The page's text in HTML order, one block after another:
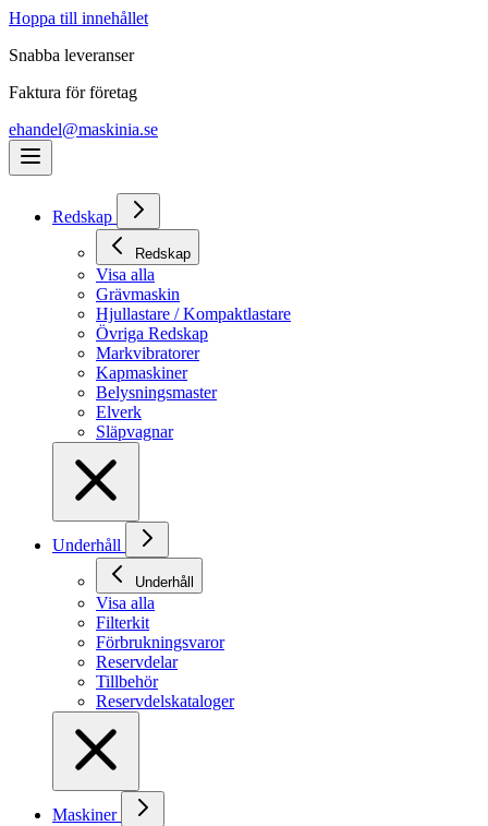
Hoppa till innehållet
Snabba leveranser
Faktura för företag
ehandel@maskinia.se
Redskap
Redskap
Visa alla
Grävmaskin
Hjullastare / Kompaktlastare
Övriga Redskap
Markvibratorer
Kapmaskiner
Belysningsmaster
Elverk
Släpvagnar
Underhåll
Underhåll
Visa alla
Filterkit
Förbrukningsvaror
Reservdelar
Tillbehör
Reservdelskataloger
Maskiner